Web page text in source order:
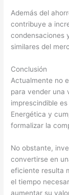
Además del
contribuye a
condensaciones
similares del
Conclusión
Actualmente no
para vender una
imprescindible
Energética y
formalizar la
No obstante,
convertirse en
eficiente resulta
el tiempo
aumentar su